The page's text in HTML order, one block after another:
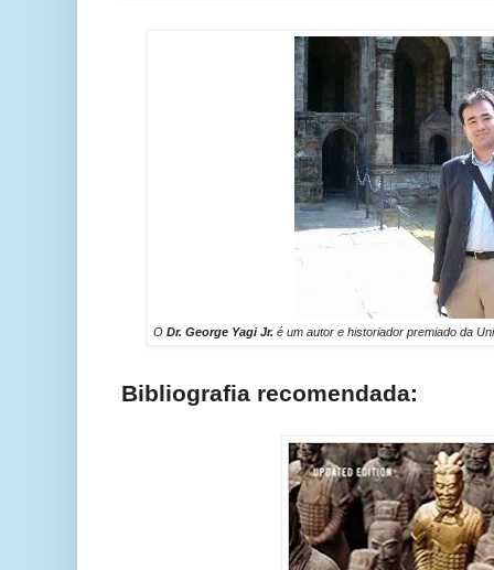
O Dr. George Yagi Jr. é um autor e historiador premiado da
Bibliografia recomendada: